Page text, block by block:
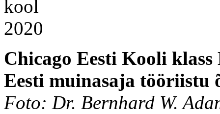
Chicago Eesti Kooli
Eesti muinasaja tööriistu
Foto: Dr. Bernhard W.